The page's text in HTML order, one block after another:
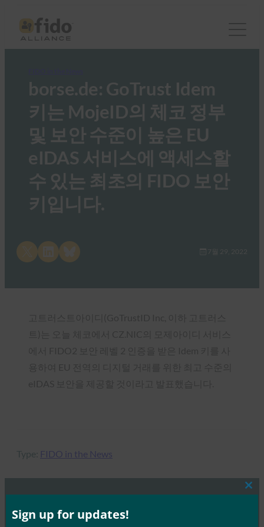
borse.de: GoTrust Idem
키는 MojeID의 체코 정부
및 보안 수준이 높은 EU
eIDAS 서비스에 액세스할
수 있는 최초의 FIDO 보안
키입니다.
Share on LinkedInShare on Bluesky 7월 29, 2022
Type: FIDO in the News
MOREFIDO IN THE NEWS
Sign up for updates!